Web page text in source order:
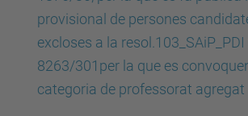
provisional de persones
excloses a la
8263/301per la que es
categoria de professorat agregat